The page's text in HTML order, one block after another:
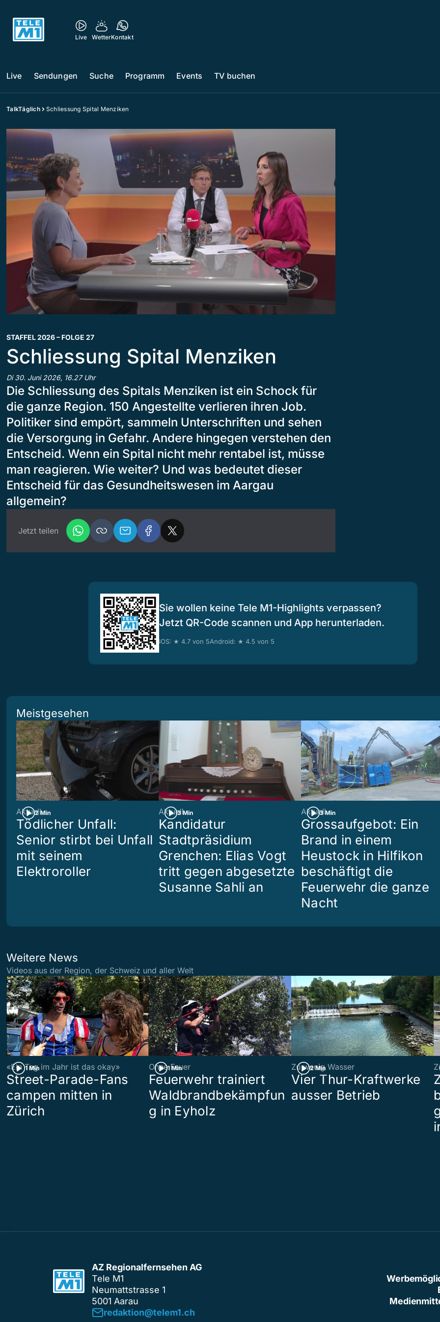
Live WetterKontakt
Live Sendungen Suche Programm Events TV buchen
TalkTäglich Schliessung Spital Menziken
STAFFEL 2026 – FOLGE 27
Schliessung Spital Menziken
Di 30. Juni 2026, 16.27 Uhr
Die Schliessung des Spitals Menziken ist ein Schock für
die ganze Region. 150 Angestellte verlieren ihren Job.
Politiker sind empört, sammeln Unterschriften und sehen
die Versorgung in Gefahr. Andere hingegen verstehen den
Entscheid. Wenn ein Spital nicht mehr rentabel ist, müsse
man reagieren. Wie weiter? Und was bedeutet dieser
Entscheid für das Gesundheitswesen im Aargau
allgemein?
Jetzt teilen
Sie wollen keine Tele M1-Highlights verpassen?
Jetzt QR-Code scannen und App herunterladen.
iOS: ★ 4.7 von 5Android: ★ 4.5 von 5
Meistgesehen
2 Min
Aktuell
Tödlicher Unfall:
Senior stirbt bei Unfall
mit seinem
Elektroroller
3 Min
Aktuell
Kandidatur
Stadtpräsidium
Grenchen: Elias Vogt
tritt gegen abgesetzte
Susanne Sahli an
3 Min
Aktuell
Grossaufgebot: Ein
Brand in einem
Heustock in Hilfikon
beschäftigt die
Feuerwehr die ganze
Nacht
Weitere News
Videos aus der Region, der Schweiz und aller Welt
1 Min
«Ein Tag im Jahr ist das okay»
Street-Parade-Fans
campen mitten in
Zürich
1 Min
Ohne Feuer
Feuerwehr trainiert
Waldbrandbekämpfun
g in Eyholz
2 Min
Zu wenig Wasser
Vier Thur-Kraftwerke
ausser Betrieb
AZ Regionalfernsehen AG
Tele M1
Neumattstrasse 1
5001 Aarau
redaktion@telem1.ch